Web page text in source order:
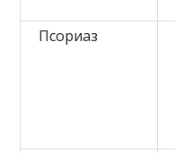
Псориаз